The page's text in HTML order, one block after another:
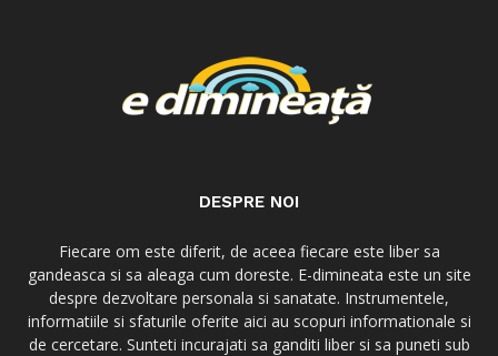
DESPRE NOI
Fiecare om este diferit, de aceea fiecare este liber sa
gandeasca si sa aleaga cum doreste. E-dimineata este un site
despre dezvoltare personala si sanatate. Instrumentele,
informatiile si sfaturile oferite aici au scopuri informationale si
de cercetare. Sunteti incurajati sa ganditi liber si sa puneti sub